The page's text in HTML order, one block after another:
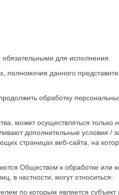
для исполнения.
данного
обработку
может осуществляться только
дополнительные условия /
страницах веб-сайта, на
Обществом к обработке или
в частности, могут относиться:
по которым является субъект